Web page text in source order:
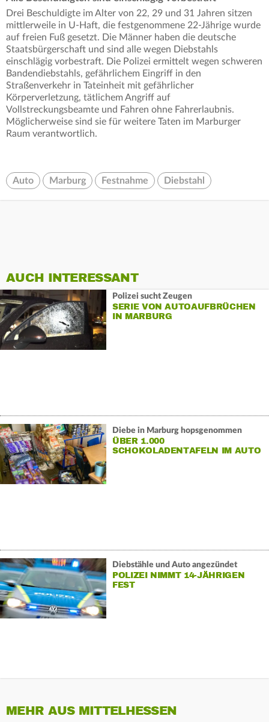
Drei Beschuldigte im Alter von 22, 29 und 31 Jahren sitzen
mittlerweile in U-Haft, die festgenommene 22-Jährige wurde
auf freien Fuß gesetzt. Die Männer haben die deutsche
Staatsbürgerschaft und sind alle wegen Diebstahls
einschlägig vorbestraft. Die Polizei ermittelt wegen schweren
Bandendiebstahls, gefährlichem Eingriff in den
Straßenverkehr in Tateinheit mit gefährlicher
Körperverletzung, tätlichem Angriff auf
Vollstreckungsbeamte und Fahren ohne Fahrerlaubnis.
Möglicherweise sind sie für weitere Taten im Marburger
Raum verantwortlich.
Auto Marburg Festnahme Diebstahl
AUCH INTERESSANT
Polizei sucht Zeugen
SERIE VON AUTOAUFBRÜCHEN
IN MARBURG
Diebe in Marburg hopsgenommen
ÜBER 1.000
SCHOKOLADENTAFELN IM AUTO
Diebstähle und Auto angezündet
POLIZEI NIMMT 14-JÄHRIGEN
FEST
MEHR AUS MITTELHESSEN